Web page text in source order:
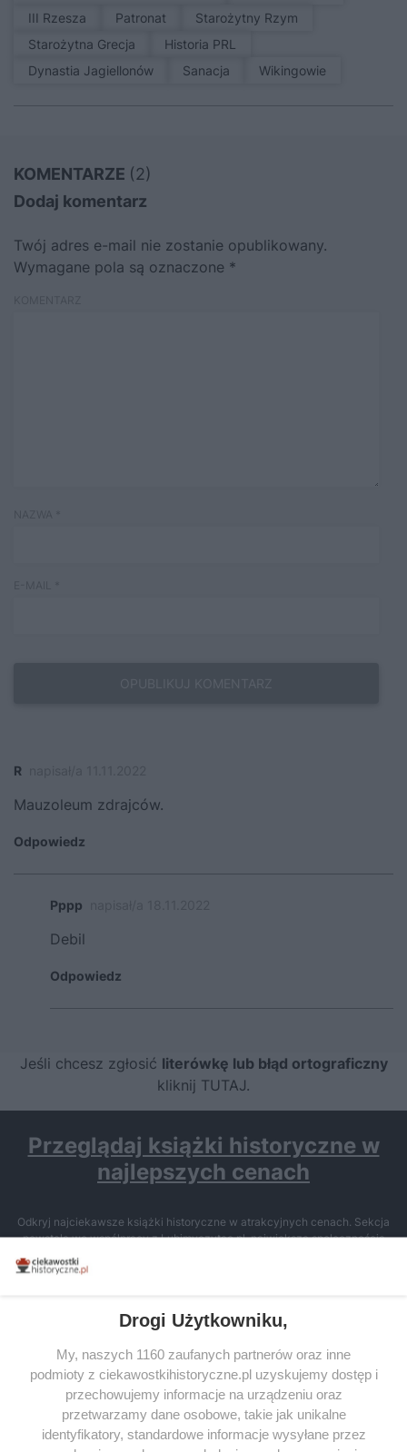
III Rzesza
patronat
Starożytny Rzym
Starożytna Grecja
Historia PRL
Dynastia Jagiellonów
sanacja Wikingowie
KOMENTARZE (2)
Dodaj komentarz
Twój adres e-mail nie zostanie opublikowany.
Wymagane pola są oznaczone *
R
Mauzoleum zdrajców.
Odpowiedz
Pppp
Debil
Odpowiedz
Jeśli chcesz zgłosić literówkę lub błąd ortograficzny
kliknij TUTAJ.
Przeglądaj książki historyczne w
najlepszych cenach
Odkryj najciekawsze książki historyczne w atrakcyjnych cenach. Sekcja
powstała we współpracy z Lubimyczytac.pl, największą społecznością
tytułów najwyżej ocenianych przez czytelników.
SERWIS
SPOŁECZNOŚĆ
Drogi Użytkowniku,
My, naszych 1160 zaufanych partnerów oraz inne
podmioty z ciekawostkihistoryczne.pl uzyskujemy dostęp i
przechowujemy informacje na urządzeniu oraz
przetwarzamy dane osobowe, takie jak unikalne
identyfikatory, standardowe informacje wysyłane przez